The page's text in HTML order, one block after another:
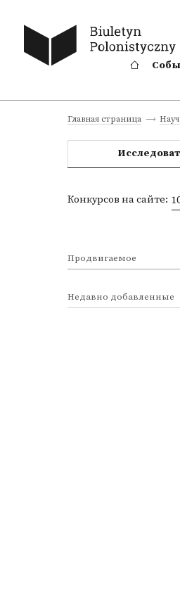
Главная страница
Конкурсов на сайте:
Продвигаемое
Недавно добавленные